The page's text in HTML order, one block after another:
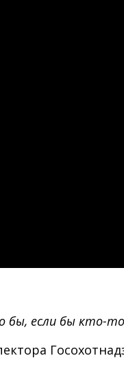
бы, если бы кто-